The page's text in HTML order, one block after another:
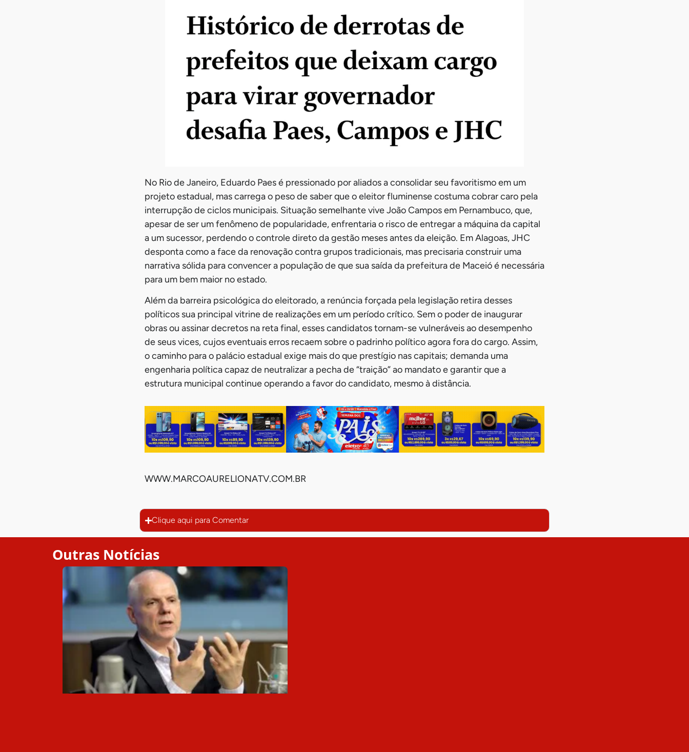
No Rio de Janeiro, Eduardo Paes é pressionado por aliados a consolidar seu favoritismo em um
projeto estadual, mas carrega o peso de saber que o eleitor fluminense costuma cobrar caro pela
interrupção de ciclos municipais. Situação semelhante vive João Campos em Pernambuco, que,
apesar de ser um fenômeno de popularidade, enfrentaria o risco de entregar a máquina da capital
a um sucessor, perdendo o controle direto da gestão meses antes da eleição. Em Alagoas, JHC
desponta como a face da renovação contra grupos tradicionais, mas precisaria construir uma
narrativa sólida para convencer a população de que sua saída da prefeitura de Maceió é necessária
para um bem maior no estado.
Além da barreira psicológica do eleitorado, a renúncia forçada pela legislação retira desses
políticos sua principal vitrine de realizações em um período crítico. Sem o poder de inaugurar
obras ou assinar decretos na reta final, esses candidatos tornam-se vulneráveis ao desempenho
de seus vices, cujos eventuais erros recaem sobre o padrinho político agora fora do cargo. Assim,
o caminho para o palácio estadual exige mais do que prestígio nas capitais; demanda uma
engenharia política capaz de neutralizar a pecha de “traição” ao mandato e garantir que a
estrutura municipal continue operando a favor do candidato, mesmo à distância.
WWW.MARCOAURELIONATV.COM.BR
Clique aqui para Comentar
Outras Notícias